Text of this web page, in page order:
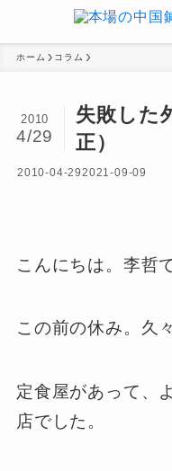
ホーム コラム
失敗した
正）
2010
4/29
2010-04-292021-09-09
こんにちは。李哲
この前の休み。久
定食屋があって、
店でした。